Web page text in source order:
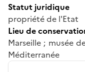
Statut juridique
propriété de l'Etat
Lieu de
Marseille ; musée
Méditerranée